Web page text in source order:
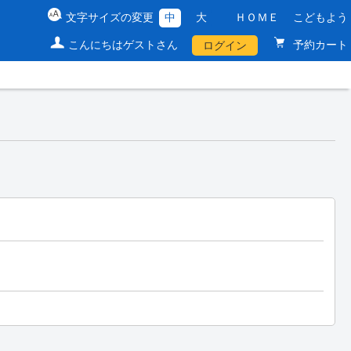
文字サイズの変更 中 大 ＨＯＭＥ こどもよう
こんにちはゲストさん ログイン 予約カート